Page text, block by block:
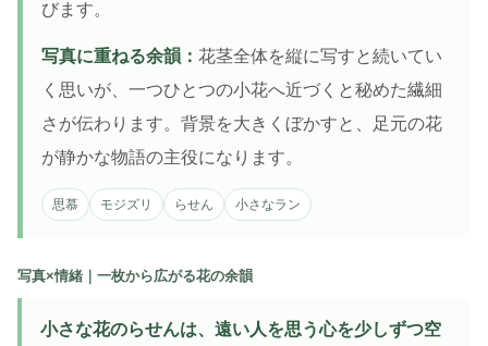
びます。
写真に重ねる余韻： 花茎全体を縦に写すと続いてい
く思いが、一つひとつの小花へ近づくと秘めた繊細
さが伝わります。背景を大きくぼかすと、足元の花
が静かな物語の主役になります。
思慕 モジズリ らせん 小さなラン
写真×情緒｜一枚から広がる花の余韻
小さな花のらせんは、遠い人を思う心を少しずつ空